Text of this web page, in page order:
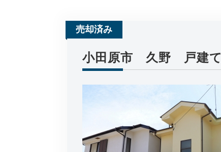
売却済み
小田原市 久野 戸建て